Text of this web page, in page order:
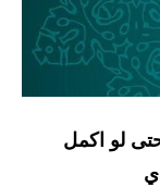
لو اكمل